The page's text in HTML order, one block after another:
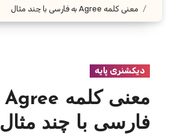
معنی کلمه Agree به فارسی با چند مثال
دیکشنری پایه
فارسی با چند مثال